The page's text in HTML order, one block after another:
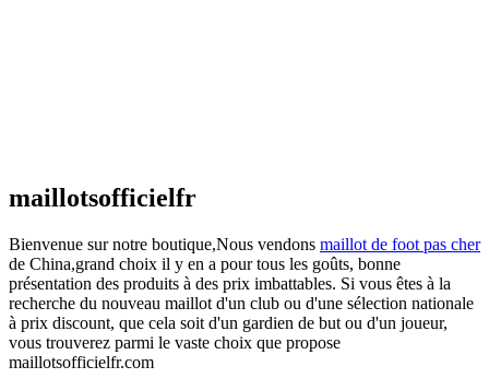
maillotsofficielfr
Bienvenue sur notre boutique,Nous vendons maillot de foot pas cher
de China,grand choix il y en a pour tous les goûts, bonne
présentation des produits à des prix imbattables. Si vous êtes à la
recherche du nouveau maillot d'un club ou d'une sélection nationale
à prix discount, que cela soit d'un gardien de but ou d'un joueur,
vous trouverez parmi le vaste choix que propose
maillotsofficielfr.com